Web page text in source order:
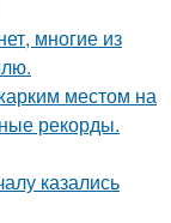
многие из
местом на
рекорды.
казались